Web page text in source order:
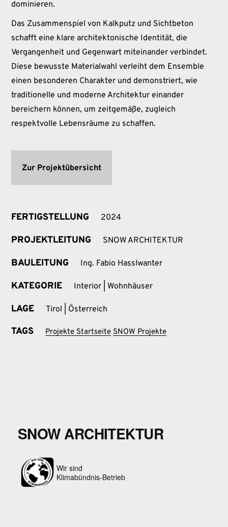
dominieren.
Das Zusammenspiel von Kalkputz und Sichtbeton
schafft eine klare architektonische Identität, die
Vergangenheit und Gegenwart miteinander verbindet.
Diese bewusste Materialwahl verleiht dem Ensemble
einen besonderen Charakter und demonstriert, wie
traditionelle und moderne Architektur einander
bereichern können, um zeitgemäße, zugleich
respektvolle Lebensräume zu schaffen.
Zur Projektübersicht
FERTIGSTELLUNG 2024
PROJEKTLEITUNG SNOW ARCHITEKTUR
BAULEITUNG Ing. Fabio Hasslwanter
KATEGORIE Interior | Wohnhäuser
LAGE Tirol | Österreich
TAGS Projekte Startseite SNOW Projekte
SNOW ARCHITEKTUR
Wir sind
Klimabündnis-Betrieb